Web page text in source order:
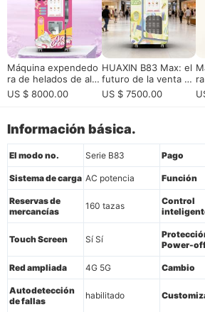
Máquina expendedo
ra de helados de alto
rendimiento para ce
ntros comerciales y
n Smart Soft-Serve V
ending de 15 segund
os con analítica remo
ta
US $ 8000.00
HUAXIN B83 Max: el
futuro de la venta al
por menor de helado
s robótica totalment
US $ 7500.00
Información básica.
El modo no. Serie B83 Pago
Sistema de carga AC potencia Función
Reservas de
mercancías
160 tazas
Control
Touch Screen Sí Sí
Power-
Red ampliada 4G 5G Cambio
Autodetección
de fallas
habilitado